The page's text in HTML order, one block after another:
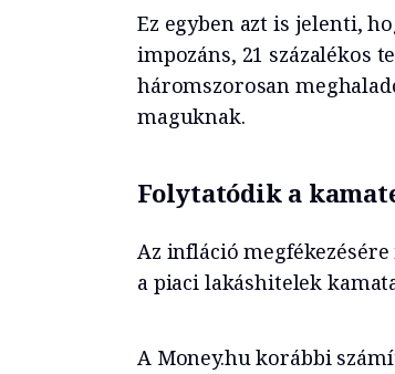
Ez egyben azt is jelenti,
impozáns, 21 százalékos
háromszorosan
maguknak.
Folytatódik a
Az infláció
a piaci lakáshitelek
A Money.hu korábbi